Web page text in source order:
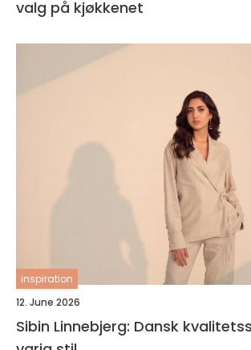
valg på kjøkkenet
inspiration
12. June 2026
Sibin Linnebjerg: Dansk